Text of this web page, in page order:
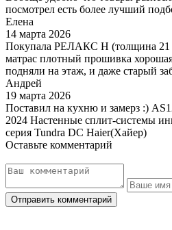
посмотрел есть более лучший
Елена
14 марта 2026
Покупала РЕЛАКС Н (толщина 21
матрас плотный прошивка
подняли на этаж, и даже старый
Андрей
19 марта 2026
Поставил на кухню и замерз :)
2024 Настенные сплит-системы
серия Tundra DC Haier(Хайер)
Оставьте комментарий